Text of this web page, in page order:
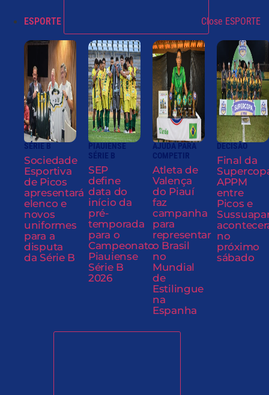
ESPORTE Close ESPORTE
SÉRIE B
Sociedade
Esportiva
de Picos
apresentará
elenco e
novos
uniformes
para a
disputa
da Série B
PIAUIENSE
SÉRIE B
SEP
define
data do
início da
pré-
temporada
para o
Campeonato
Piauiense
Série B
2026
AJUDA PARA
COMPETIR
Atleta de
Valença
do Piauí
faz
campanha
para
representar
o Brasil
no
Mundial
de
Estilingue
na
Espanha
DECISÃO
Final da
APPM
entre
Picos e
no
próximo
sábado